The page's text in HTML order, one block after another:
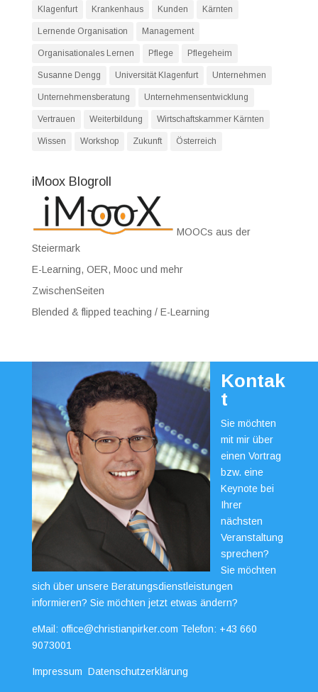
Klagenfurt Krankenhaus Kunden Kärnten
Lernende Organisation Management
Organisationales Lernen Pflege Pflegeheim
Susanne Dengg Universität Klagenfurt Unternehmen
Unternehmensberatung Unternehmensentwicklung
Vertrauen Weiterbildung Wirtschaftskammer Kärnten
Wissen Workshop Zukunft Österreich
iMoox Blogroll
MOOCs aus der
Steiermark
E-Learning, OER, Mooc und mehr
ZwischenSeiten
Blended & flipped teaching / E-Learning
Kontak
t
Sie möchten
mit mir über
einen Vortrag
bzw. eine
Keynote bei
Ihrer
nächsten
Veranstaltung
sprechen?
Sie möchten
sich über unsere Beratungsdienstleistungen
informieren? Sie möchten jetzt etwas ändern?
eMail: office@christianpirker.com Telefon: +43 660
9073001
Impressum Datenschutzerklärung